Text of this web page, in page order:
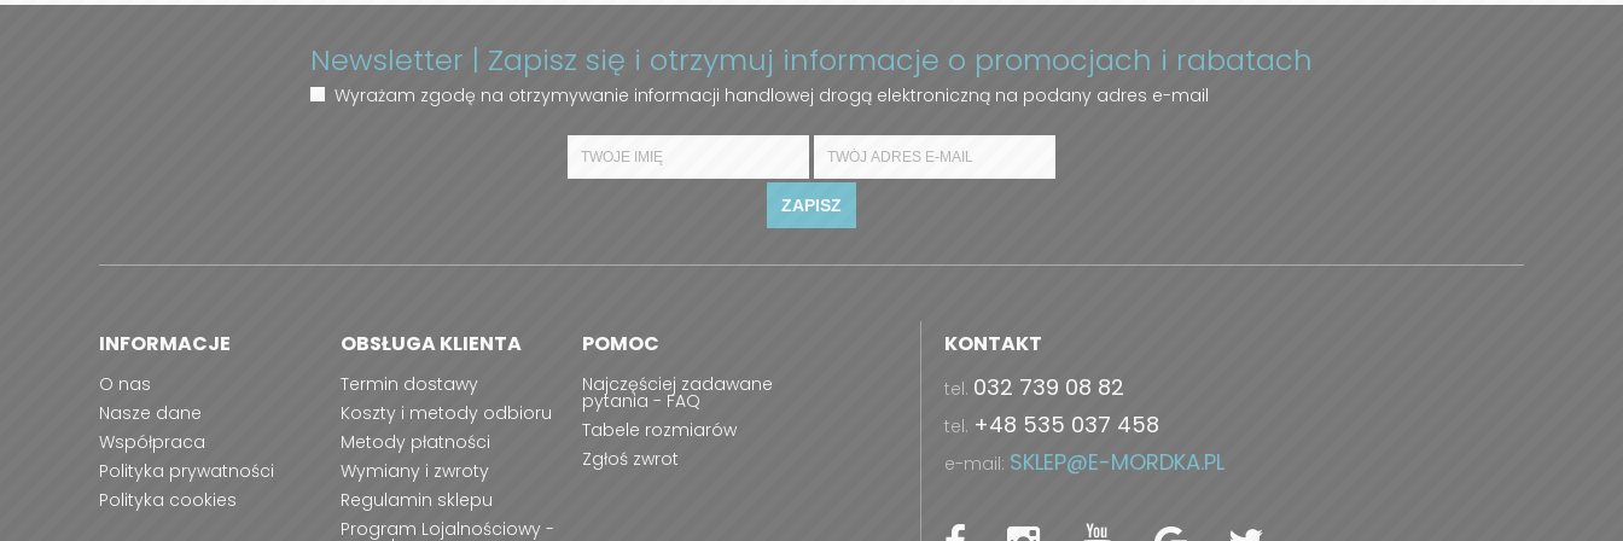
Newsletter | Zapisz się i otrzymuj informacje o promocjach i rabatach
Wyrażam zgodę na otrzymywanie informacji handlowej drogą elektroniczną na podany adres e-mail
ZAPISZ
INFORMACJE
O nas
Nasze dane
Współpraca
Polityka prywatności
Polityka cookies
OBSŁUGA KLIENTA
Termin dostawy
Koszty i metody odbioru
Metody płatności
Wymiany i zwroty
Regulamin sklepu
Program Lojalnościowy -
POMOC
Najczęściej zadawane
pytania - FAQ
Tabele rozmiarów
Zgłoś zwrot
KONTAKT
tel. 032 739 08 82
tel. +48 535 037 458
e-mail: SKLEP@E-MORDKA.PL